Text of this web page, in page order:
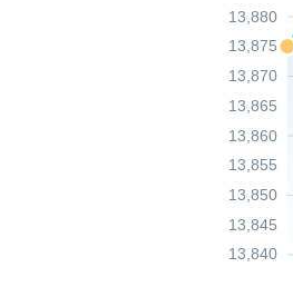
13,840
13,845
13,850
13,855
13,860
13,865
13,870
13,875
13,880